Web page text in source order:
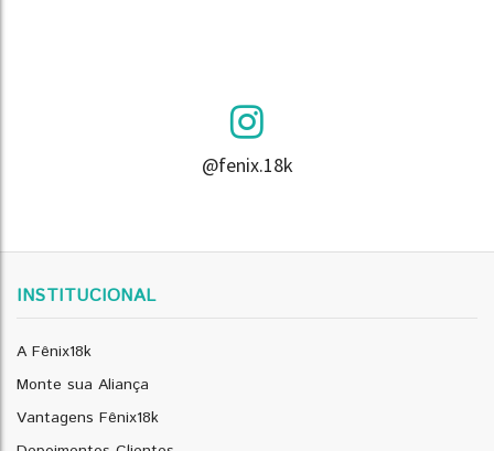
@fenix.18k
INSTITUCIONAL
A Fênix18k
Monte sua Aliança
Vantagens Fênix18k